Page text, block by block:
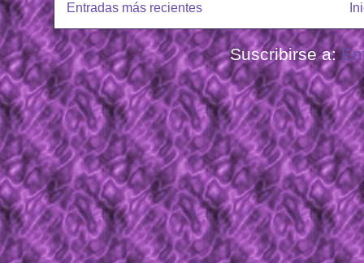
Entradas más recientes
Suscribirse a: